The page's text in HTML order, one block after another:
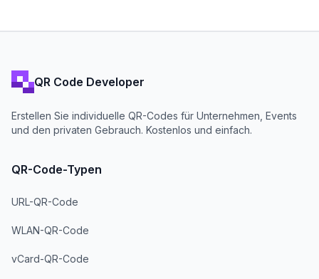
QR Code Developer
Erstellen Sie individuelle QR-Codes für Unternehmen, Events
und den privaten Gebrauch. Kostenlos und einfach.
QR-Code-Typen
URL-QR-Code
WLAN-QR-Code
vCard-QR-Code